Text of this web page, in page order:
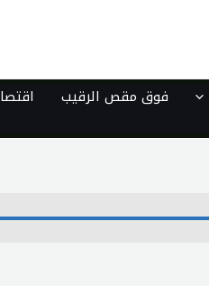
فوق مقص الرقيب